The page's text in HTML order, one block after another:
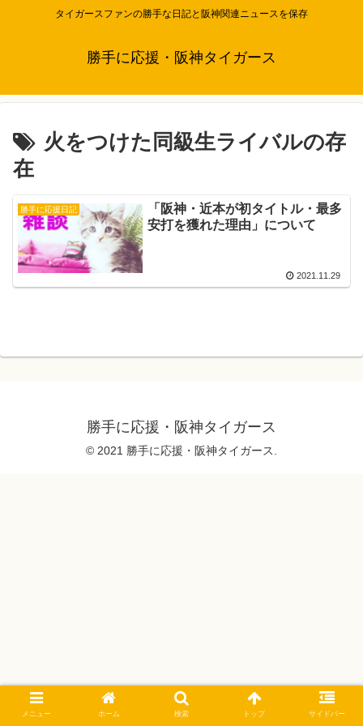
タイガースファンの勝手な日記と阪神関連ニュースを保存
勝手に応援・阪神タイガース
火をつけた同級生ライバルの存
在
勝手に応援日記
「阪神・近本が初タイトル・最多
安打を獲れた理由」について
2021.11.29
勝手に応援・阪神タイガース
© 2021 勝手に応援・阪神タイガース.
メニュー ホーム 検索 トップ サイドバー